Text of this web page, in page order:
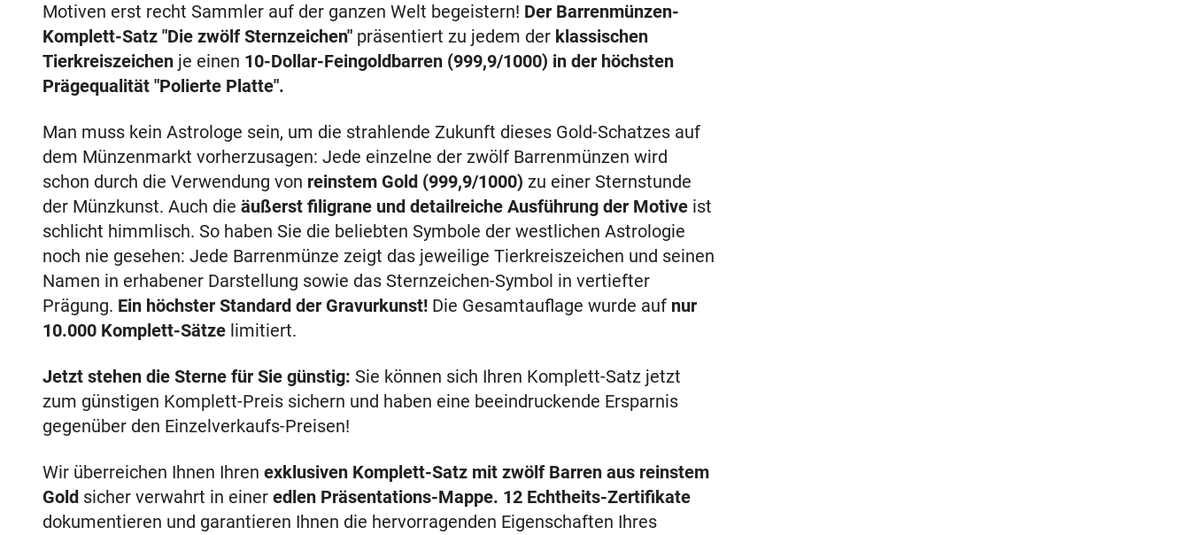
Motiven erst recht Sammler auf der ganzen Welt begeistern! Der Barrenmünzen-
Komplett-Satz "Die zwölf Sternzeichen" präsentiert zu jedem der klassischen
Tierkreiszeichen je einen 10-Dollar-Feingoldbarren (999,9/1000) in der höchsten
Prägequalität "Polierte Platte".
Man muss kein Astrologe sein, um die strahlende Zukunft dieses Gold-Schatzes auf
dem Münzenmarkt vorherzusagen: Jede einzelne der zwölf Barrenmünzen wird
schon durch die Verwendung von reinstem Gold (999,9/1000) zu einer Sternstunde
der Münzkunst. Auch die äußerst filigrane und detailreiche Ausführung der Motive ist
schlicht himmlisch. So haben Sie die beliebten Symbole der westlichen Astrologie
noch nie gesehen: Jede Barrenmünze zeigt das jeweilige Tierkreiszeichen und seinen
Namen in erhabener Darstellung sowie das Sternzeichen-Symbol in vertiefter
Prägung. Ein höchster Standard der Gravurkunst! Die Gesamtauflage wurde auf nur
10.000 Komplett-Sätze limitiert.
Jetzt stehen die Sterne für Sie günstig: Sie können sich Ihren Komplett-Satz jetzt
zum günstigen Komplett-Preis sichern und haben eine beeindruckende Ersparnis
gegenüber den Einzelverkaufs-Preisen!
Wir überreichen Ihnen Ihren exklusiven Komplett-Satz mit zwölf Barren aus reinstem
Gold sicher verwahrt in einer edlen Präsentations-Mappe. 12 Echtheits-Zertifikate
dokumentieren und garantieren Ihnen die hervorragenden Eigenschaften Ihres